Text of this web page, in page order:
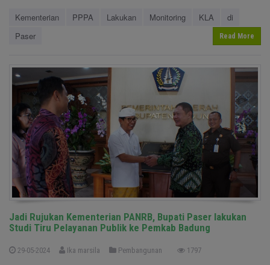
Kementerian PPPA Lakukan Monitoring KLA
di
Paser
Read More
Jadi Rujukan Kementerian PANRB, Bupati Paser lakukan
Studi Tiru Pelayanan Publik ke Pemkab Badung
29-05-2024 Ika marsila Pembangunan 1797